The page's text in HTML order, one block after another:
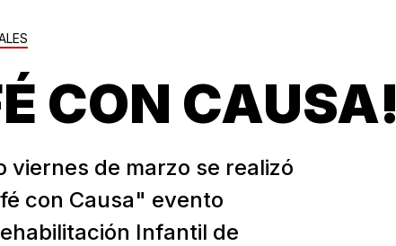
CON CAUSA!
viernes de marzo se realizó
con Causa" evento
Infantil de